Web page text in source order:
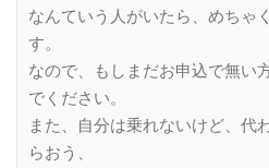
なんていう人がいたら、めちゃ
す。
なので、もしまだお申込で無い
でください。
また、自分は乗れないけど、代
らおう、